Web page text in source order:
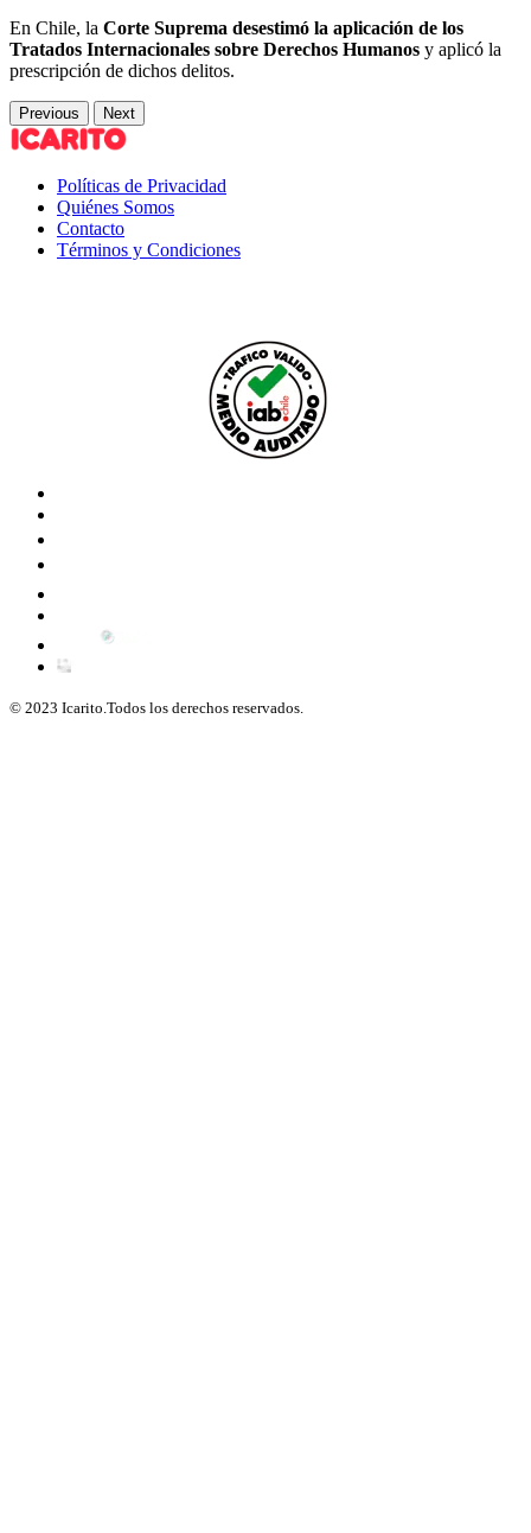
En Chile, la Corte Suprema desestimó la aplicación de los
Tratados Internacionales sobre Derechos Humanos y aplicó la
prescripción de dichos delitos.
Previous Next
Políticas de Privacidad
Quiénes Somos
Contacto
Términos y Condiciones
© 2023 Icarito.Todos los derechos reservados.